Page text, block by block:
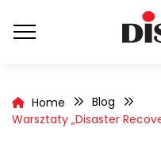
Home
Blog
Warsztaty „Disaster